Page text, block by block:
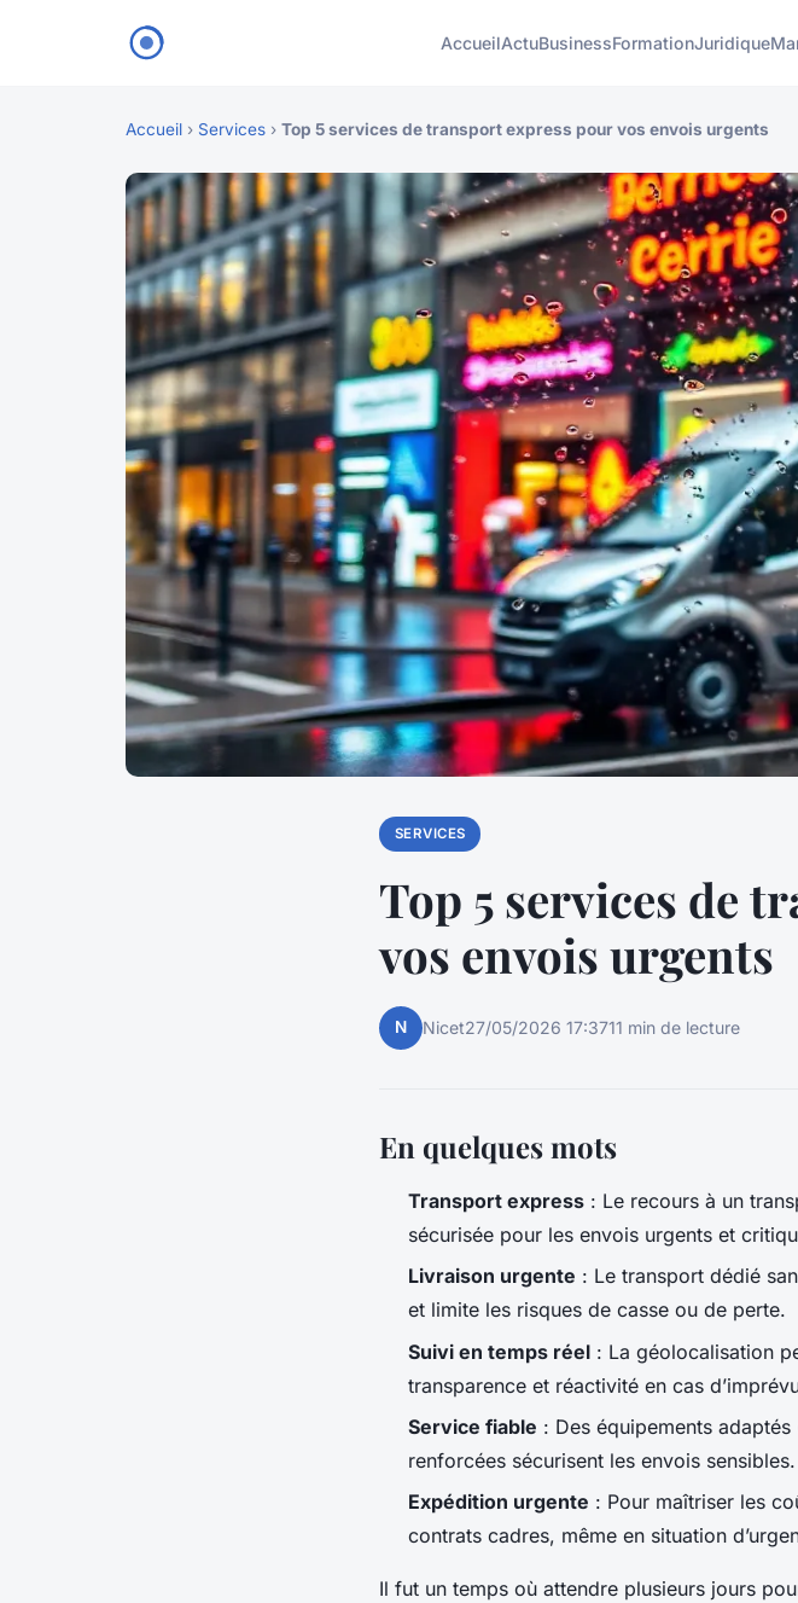
AccueilActuBusinessFormationJuridique
Accueil › Services › Top 5 services de transport express pour vos envois urgents
SERVICES
Top 5 services de
vos envois urgents
N Nicet27/05/2026 17:3711 min de lecture
En quelques mots
Transport express : Le recours à un
sécurisée pour les envois urgents et
Livraison urgente : Le transport dédié
et limite les risques de casse ou de perte.
Suivi en temps réel : La géolocalisation
transparence et réactivité en cas
Service fiable : Des équipements
renforcées sécurisent les envois sensibles.
Expédition urgente : Pour maîtriser les
contrats cadres, même en situation
Il fut un temps où attendre plusieurs jours